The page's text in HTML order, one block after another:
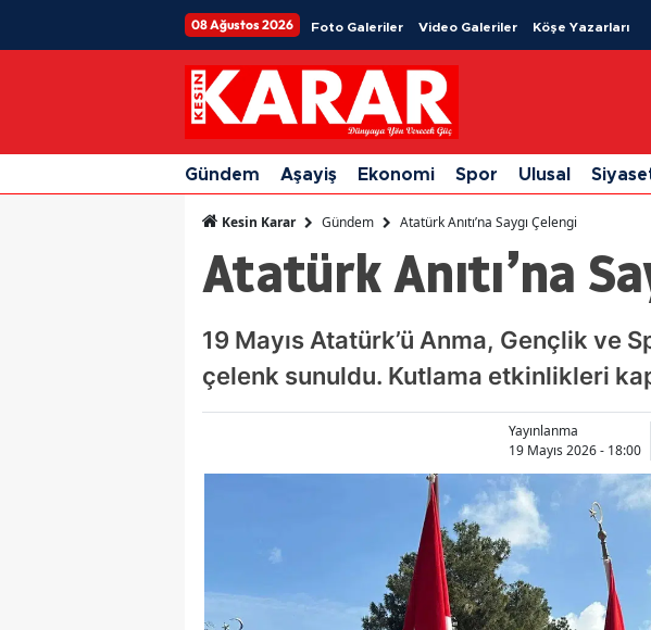
08 Ağustos 2026 Foto Galeriler Video Galeriler Köşe Yazarları
Gündem Aşayiş Ekonomi Spor Ulusal
Kesin Karar Gündem Atatürk Anıtı’na Saygı Çelengi
Atatürk Anıtı’na
19 Mayıs Atatürk’ü Anma, Gençlik ve
çelenk sunuldu. Kutlama etkinlikleri
Yayınlanma
19 Mayıs 2026 - 18:00